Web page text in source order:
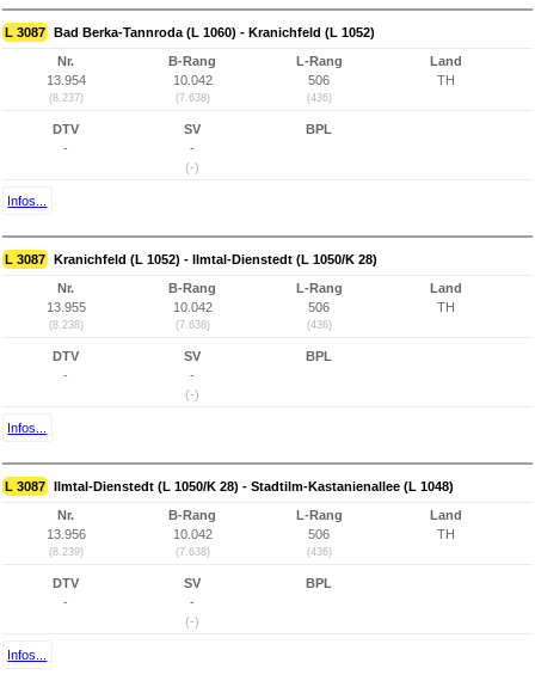
L 3087 Bad Berka-Tannroda (L 1060) - Kranichfeld (L 1052)
Nr.
13.954
(8.237)
B-Rang
10.042
(7.638)
L-Rang
506
(436)
Land
TH
DTV
-
SV
-
(-)
BPL
Infos...
L 3087 Kranichfeld (L 1052) - Ilmtal-Dienstedt (L 1050/K 28)
Nr.
13.955
(8.238)
B-Rang
10.042
(7.638)
L-Rang
506
(436)
Land
TH
DTV
-
SV
-
(-)
BPL
Infos...
L 3087 Ilmtal-Dienstedt (L 1050/K 28) - Stadtilm-Kastanienallee (L 1048)
Nr.
13.956
(8.239)
B-Rang
10.042
(7.638)
L-Rang
506
(436)
Land
TH
DTV
-
SV
-
(-)
BPL
Infos...